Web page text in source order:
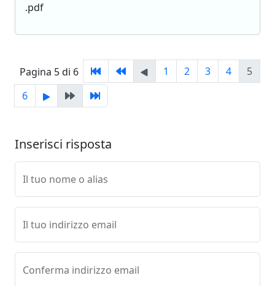
.pdf
Pagina 5 di 6 1 2 3 4
5
6
Inserisci risposta
Il tuo nome o alias
Il tuo indirizzo email
Conferma indirizzo email